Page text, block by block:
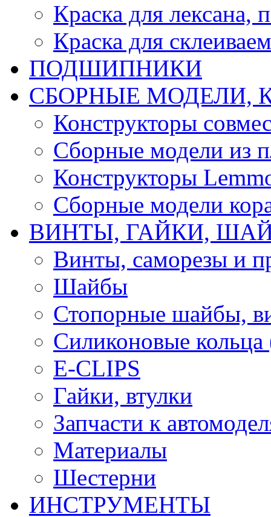
Краска для лексана,
Краска для
ПОДШИПНИКИ
CБОРНЫЕ МОДЕЛИ,
Конструкторы
Сборные модели из
Конструкторы
Сборные модели
ВИНТЫ, ГАЙКИ,
Винты, саморезы и
Шайбы
Стопорные шайбы,
Силиконовые
E-CLIPS
Гайки, втулки
Запчасти к
Материалы
Шестерни
ИНСТРУМЕНТЫ